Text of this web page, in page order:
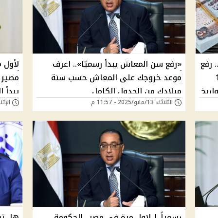
«رفع سن المعاش يبدأ رسميًا».. اعرف
موعد خروجك على المعاش حسب سنة
ميلادك من الجدول الكامل
الثلاثاء 13/مايو/2025 - 11:57 م
يبدأ
الإثنين 05/